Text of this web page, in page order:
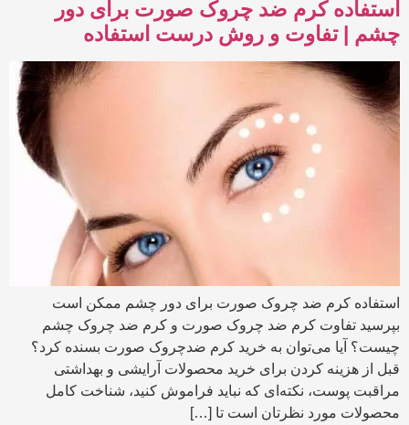
استفاده کرم ضد چروک صورت برای دور
چشم | تفاوت و روش درست استفاده
استفاده کرم ضد چروک صورت برای دور چشم ممکن است
بپرسید تفاوت کرم ضد چروک صورت و کرم ضد چروک چشم
چیست؟ آیا می‌توان به خرید کرم ضدچروک صورت بسنده کرد؟
قبل از هزینه کردن برای خرید محصولات آرایشی و بهداشتی
مراقبت پوست، نکته‌ای که نباید فراموش کنید، شناخت کامل
محصولات مورد نظرتان است تا […]